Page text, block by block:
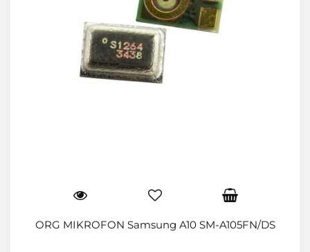
ORG MIKROFON Samsung A10 SM-A105FN/DS